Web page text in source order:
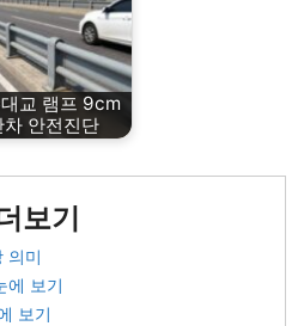
교 램프 9cm
차 안전진단
보기
의미
에 보기
보기